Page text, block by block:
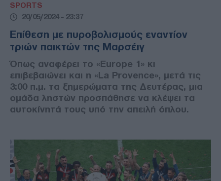
SPORTS
20/05/2024 - 23:37
Επίθεση με πυροβολισμούς εναντίον
τριών παικτών της Μαρσέιγ
Όπως αναφέρει το «Europe 1» κι
επιβεβαιώνει και η «La Provence», μετά τις
3:00 π.μ. τα ξημερώματα της Δευτέρας, μια
ομάδα ληστών προσπάθησε να κλέψει τα
αυτοκίνητά τους υπό την απειλή όπλου.